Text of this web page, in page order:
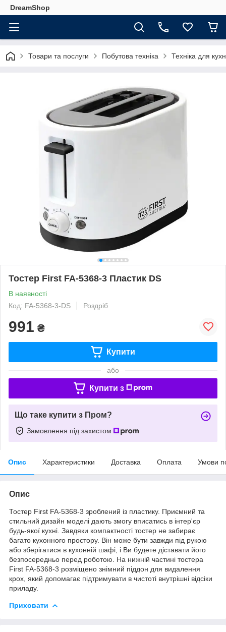
DreamShop
Товари та послуги Побутова техніка Техніка для
Тостер First FA-5368-3 Пластик DS
В наявності
Код: FA-5368-3-DS
Роздріб
991 ₴
Купити
або
Купити з
Що таке купити з Пром?
Замовлення під захистом
Опис Характеристики Доставка Оплата Умови
Опис
Тостер First FA-5368-3 зроблений із пластику. Приємний та
стильний дизайн моделі дають змогу вписатись в інтер'єр
будь-якої кухні. Завдяки компактності тостер не забирає
багато кухонного простору. Він може бути завжди під рукою
або зберігатися в кухонній шафі, і Ви будете діставати його
безпосередньо перед роботою. На нижній частині тостера
First FA-5368-3 розміщено знімний піддон для видалення
крох, який допомагає підтримувати в чистоті внутрішні відсіки
приладу.
Приховати